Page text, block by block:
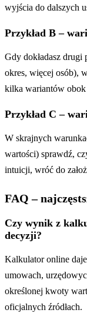
wyjścia do dalszych
Przykład B –
Gdy dokładasz drugi
okres, więcej osób),
kilka wariantów obok
Przykład C –
W skrajnych
wartości) sprawdź,
intuicji, wróć do
FAQ –
Czy wynik z
decyzji?
Kalkulator online
umowach,
określonej kwoty
oficjalnych źródłach.